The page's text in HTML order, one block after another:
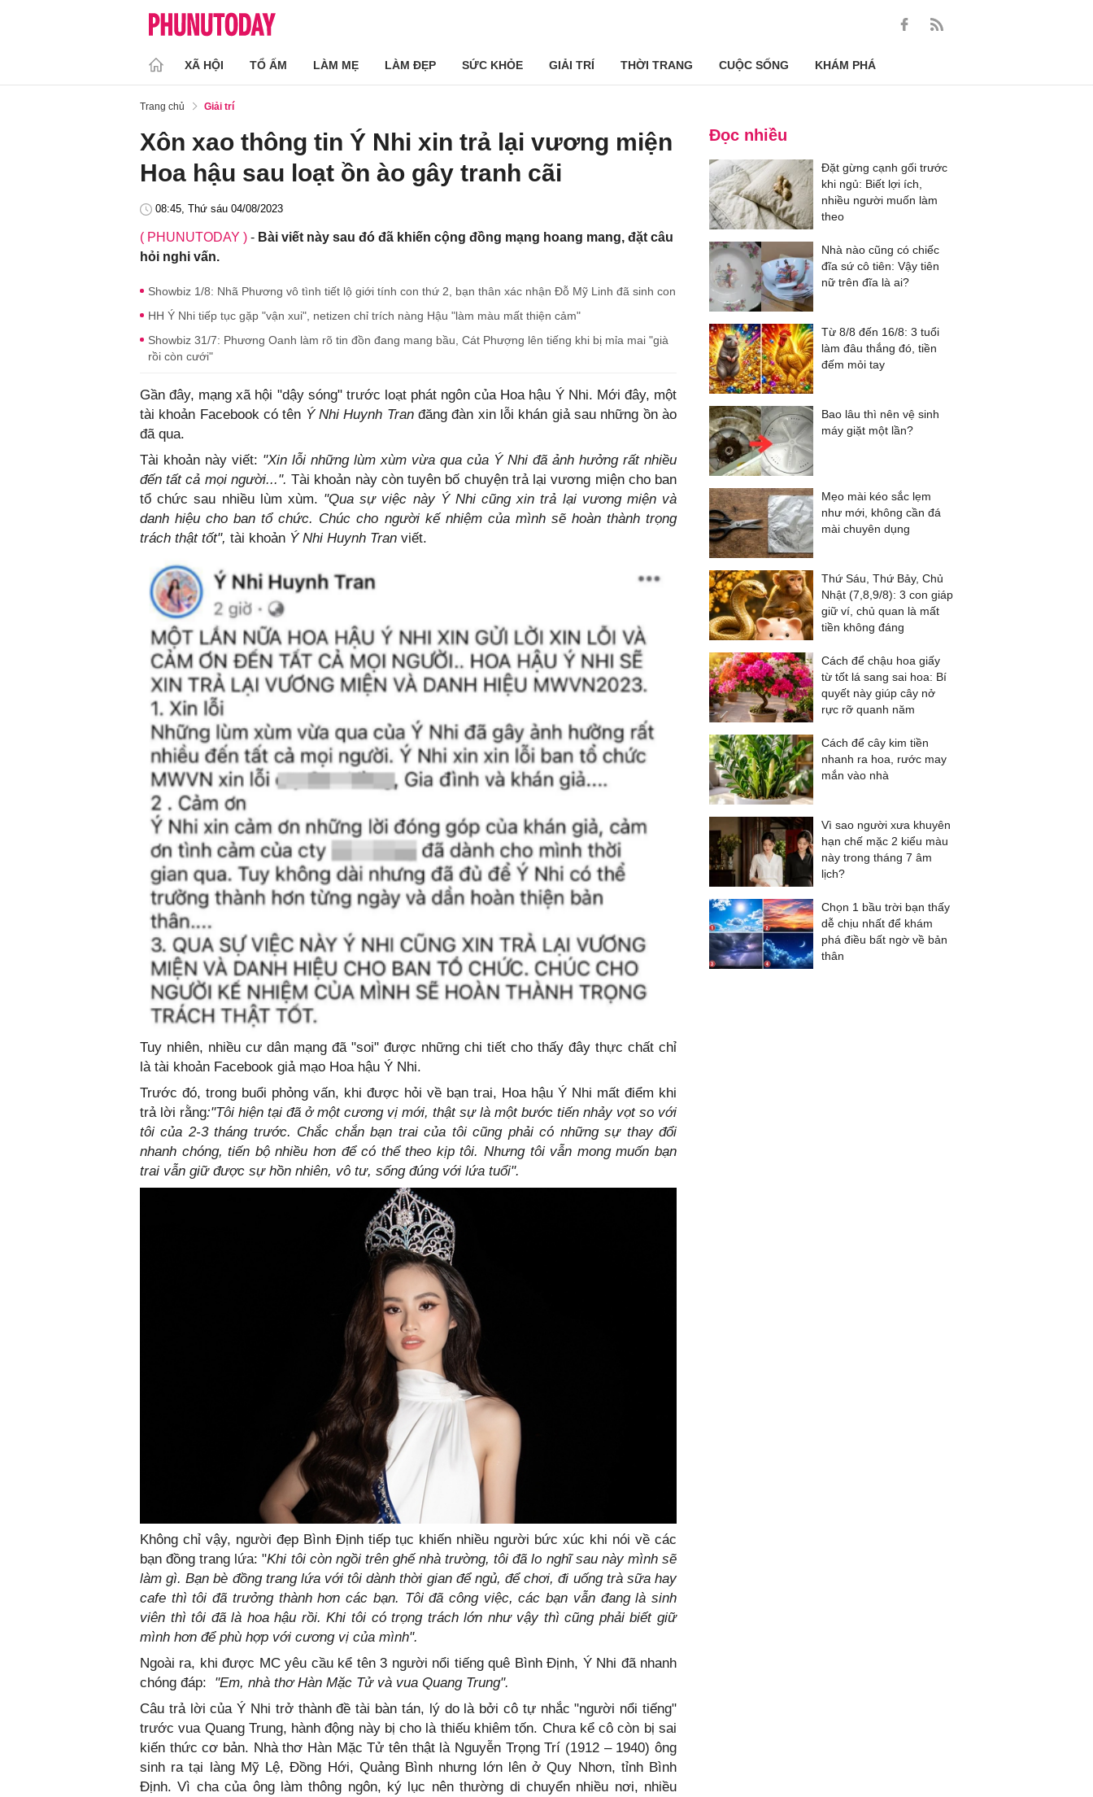
XÃ HỘI TỔ ẤM LÀM MẸ LÀM ĐẸP SỨC KHỎE GIẢI TRÍ THỜI TRANG CUỘC SỐNG KHÁM PHÁ
Trang chủ Giải trí
Xôn xao thông tin Ý Nhi xin trả lại vương miện
Hoa hậu sau loạt ồn ào gây tranh cãi
08:45, Thứ sáu 04/08/2023
( PHUNUTODAY ) - Bài viết này sau đó đã khiến cộng đồng mạng hoang mang, đặt câu
hỏi nghi vấn.
Showbiz 1/8: Nhã Phương vô tình tiết lộ giới tính con thứ 2, bạn thân xác nhận Đỗ Mỹ Linh đã sinh con
HH Ý Nhi tiếp tục gặp "vận xui", netizen chỉ trích nàng Hậu "làm màu mất thiện cảm"
Showbiz 31/7: Phương Oanh làm rõ tin đồn đang mang bầu, Cát Phượng lên tiếng khi bị mỉa mai "già
rồi còn cưới"
Gần đây, mạng xã hội "dậy sóng" trước loạt phát ngôn của Hoa hậu Ý Nhi. Mới đây, một
tài khoản Facebook có tên Ý Nhi Huynh Tranđăng đàn xin lỗi khán giả sau những ồn ào
đã qua.
Tài khoản này viết: "Xin lỗi những lùm xùm vừa qua của Ý Nhi đã ảnh hưởng rất nhiều
đến tất cả mọi người...". Tài khoản này còn tuyên bố chuyện trả lại vương miện cho ban
tổ chức sau nhiều lùm xùm. "Qua sự việc này Ý Nhi cũng xin trả lại vương miện và
danh hiệu cho ban tổ chức. Chúc cho người kế nhiệm của mình sẽ hoàn thành trọng
trách thật tốt", tài khoản Ý Nhi Huynh Tran viết.
Tuy nhiên, nhiều cư dân mạng đã "soi" được những chi tiết cho thấy đây thực chất chỉ
là tài khoản Facebook giả mạo Hoa hậu Ý Nhi.
Trước đó, trong buổi phỏng vấn, khi được hỏi về bạn trai, Hoa hậu Ý Nhi mất điểm khi
trả lời rằng:"Tôi hiện tại đã ở một cương vị mới, thật sự là một bước tiến nhảy vọt so với
tôi của 2-3 tháng trước. Chắc chắn bạn trai của tôi cũng phải có những sự thay đổi
nhanh chóng, tiến bộ nhiều hơn để có thể theo kịp tôi. Nhưng tôi vẫn mong muốn bạn
trai vẫn giữ được sự hồn nhiên, vô tư, sống đúng với lứa tuổi".
Không chỉ vậy, người đẹp Bình Định tiếp tục khiến nhiều người bức xúc khi nói về các
bạn đồng trang lứa: "Khi tôi còn ngồi trên ghế nhà trường, tôi đã lo nghĩ sau này mình sẽ
làm gì. Bạn bè đồng trang lứa với tôi dành thời gian để ngủ, để chơi, đi uống trà sữa hay
cafe thì tôi đã trưởng thành hơn các bạn. Tôi đã công việc, các bạn vẫn đang là sinh
viên thì tôi đã là hoa hậu rồi. Khi tôi có trọng trách lớn như vậy thì cũng phải biết giữ
mình hơn để phù hợp với cương vị của mình".
Ngoài ra, khi được MC yêu cầu kể tên 3 người nổi tiếng quê Bình Định, Ý Nhi đã nhanh
chóng đáp:
"Em, nhà thơ Hàn Mặc Tử và vua Quang Trung".
Câu trả lời của Ý Nhi trở thành đề tài bàn tán, lý do là bởi cô tự nhắc "người nổi tiếng"
trước vua Quang Trung, hành động này bị cho là thiếu khiêm tốn. Chưa kể cô còn bị sai
kiến thức cơ bản. Nhà thơ Hàn Mặc Tử tên thật là Nguyễn Trọng Trí (1912 – 1940) ông
sinh ra tại làng Mỹ Lệ, Đồng Hới, Quảng Bình nhưng lớn lên ở Quy Nhơn, tỉnh Bình
Định. Vì cha của ông làm thông ngôn, ký lục nên thường di chuyển nhiều nơi, nhiều
Đọc nhiều
Đặt gừng cạnh gối trước
khi ngủ: Biết lợi ích,
nhiều người muốn làm
theo
Nhà nào cũng có chiếc
đĩa sứ cô tiên: Vậy tiên
nữ trên đĩa là ai?
Từ 8/8 đến 16/8: 3 tuổi
làm đâu thắng đó, tiền
đếm mỏi tay
Bao lâu thì nên vệ sinh
máy giặt một lần?
Mẹo mài kéo sắc lẹm
như mới, không cần đá
mài chuyên dụng
Thứ Sáu, Thứ Bảy, Chủ
Nhật (7,8,9/8): 3 con giáp
giữ ví, chủ quan là mất
tiền không đáng
Cách để chậu hoa giấy
từ tốt lá sang sai hoa: Bí
quyết này giúp cây nở
rực rỡ quanh năm
Cách để cây kim tiền
nhanh ra hoa, rước may
mắn vào nhà
Vì sao người xưa khuyên
hạn chế mặc 2 kiểu màu
này trong tháng 7 âm
lịch?
Chọn 1 bầu trời bạn thấy
dễ chịu nhất để khám
phá điều bất ngờ về bản
thân